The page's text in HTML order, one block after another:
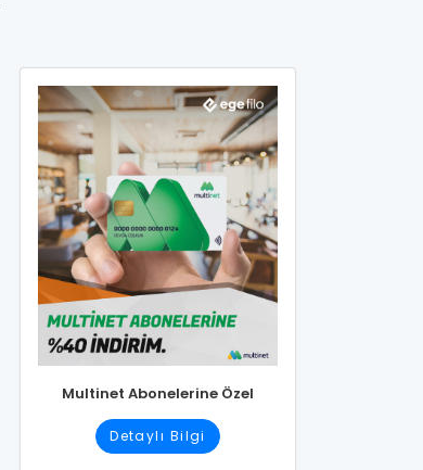
Multinet Abonelerine Özel
Detaylı Bilgi